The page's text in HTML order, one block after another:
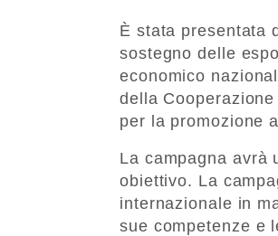
È stata presentata
sostegno delle
economico
della
per la promozione
La campagna avrà
obiettivo. La
internazionale in
sue competenze e